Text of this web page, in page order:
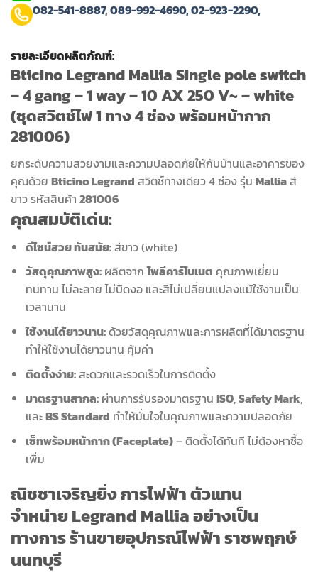
082-541-8887,089-992-4690,02-923-2290,
รายละเอียดผลิตภัณฑ์:
Bticino Legrand Mallia Single pole switch
– 4 gang – 1 way – 10 AX 250 V~ – white
(ชุดสวิตช์ไฟ 1 ทาง 4 ช่อง พร้อมหน้ากาก
281006)
ยกระดับความสวยงามและความปลอดภัยให้กับบ้านและอาคารของ
คุณด้วย Bticino Legrand สวิตช์ทางเดียว 4 ช่อง รุ่น Malliaสี
ขาว รหัสสินค้า 281006
คุณสมบัติเด่น:
ดีไซน์สวย ทันสมัย:สีขาว (white)
วัสดุคุณภาพสูง:ผลิตจากโพลีคาร์โบเนต คุณภาพเยี่ยม
ทนทาน ไม่ละลาย ไม่บิดงอ และสีไม่เปลี่ยนแปลงแม้ใช้งานเป็น
เวลานาน
ใช้งานได้ยาวนาน:ด้วยวัสดุคุณภาพและการผลิตที่ได้มาตรฐาน
ทำให้ใช้งานได้ยาวนาน คุ้มค่า
ติดตั้งง่าย:สะดวกและรวดเร็วในการติดตั้ง
มาตรฐานสากล:ผ่านการรับรองมาตรฐาน ISO,Safety Mark,
และBS Standard ทำให้มั่นใจในคุณภาพและความปลอดภัย
เซ็ทพร้อมหน้ากาก (Faceplate)– ติดตั้งได้ทันที ไม่ต้องหาซื้อ
เพิ่ม
ณิชชาเจริญยิ่ง การไฟฟ้าตัวแทน
จำหน่ายLegrand Malliaอย่างเป็น
ทางการ ร้านขายอุปกรณ์ไฟฟ้าราชพฤกษ์
นนทบุรี